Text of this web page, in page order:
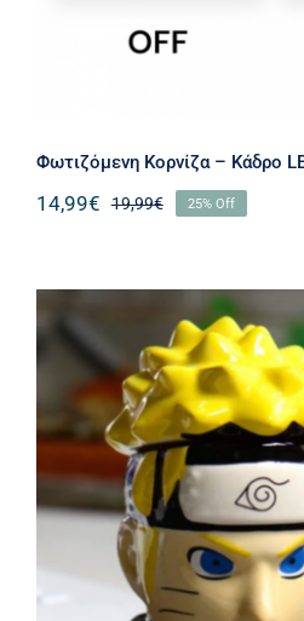
Φωτιζόμενη Κορνίζα – Κάδρο
19,99€
14,99€ 25% Off
Κεραμική Κούπα με
Uzumaki